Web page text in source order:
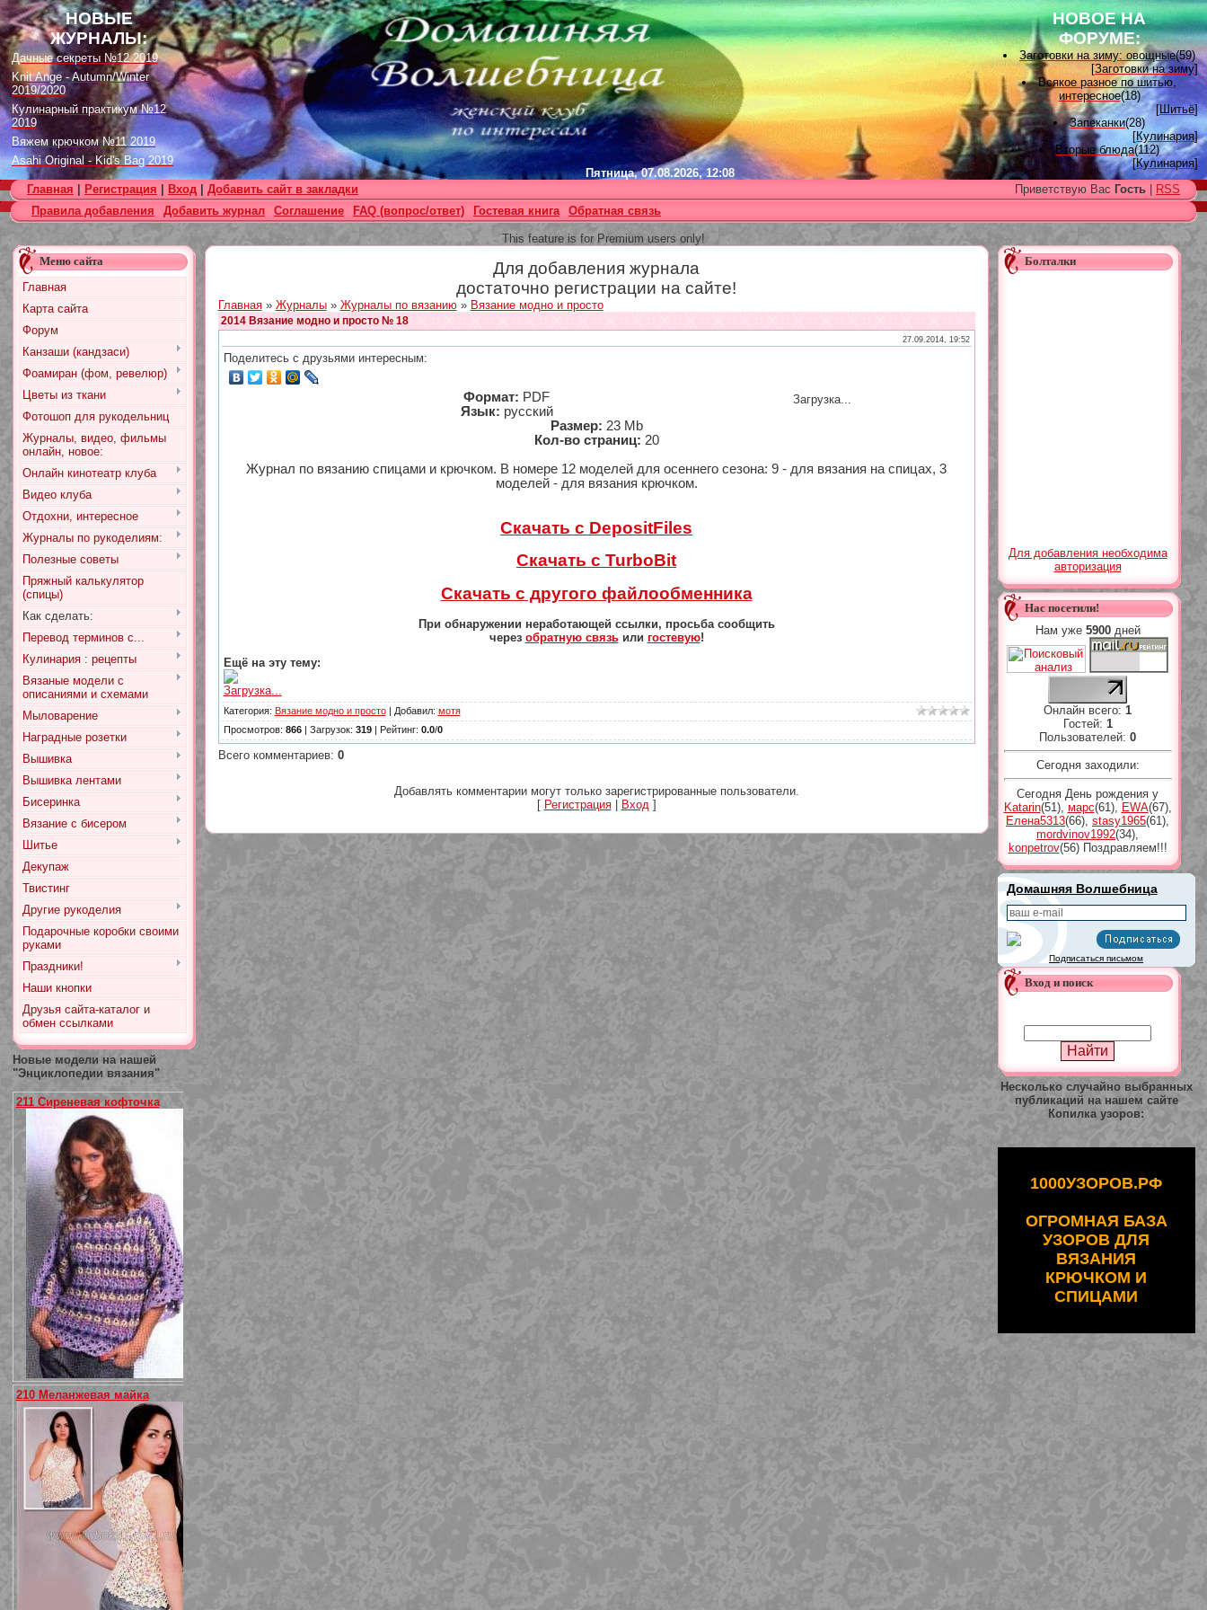
НОВЫЕ
ЖУРНАЛЫ:
Дачные секреты №12 2019
Knit Ange - Autumn/Winter
2019/2020
Кулинарный практикум №12
2019
Вяжем крючком №11 2019
Asahi Original - Kid's Bag 2019
Цветок. Спецвыпуск №4 2019
Designs in Machine Embroidery
№116 2019
Burda Örgü dergisi №2 2019
Loopy Mango Knitting: 34
Fashionable Pieces You Can
Make in a Day
Craft Stamper - January 2020
Пятница, 07.08.2026, 12:08
НОВОЕ НА
ФОРУМЕ:
Заготовки на зиму: овощные(59)
[Заготовки на зиму]
Всякое разное по шитью,
интересное(18)
[Шитьё]
Запеканки(28)
[Кулинария]
Вторые блюда(112)
[Кулинария]
Вышивка лентами(15)
[Вышивка лентами ]
Наградные розетки для
домашних питомцев, МК и
[Наградные розетки из атласной
ленты
Вяжем для детей(96)
Главная Регистрация Вход Добавить сайт в закладки Приветствую Вас Гость
RSS
Правила добавления
Добавить журнал Соглашение FAQ (вопрос/ответ) Гостевая книга Обратная связь
This feature is for Premium users only!
Меню сайта
Главная
Карта сайта
Форум
Канзаши (кандзаси)
Фоамиран (фом, ревелюр)
Цветы из ткани
Фотошоп для рукодельниц
Журналы, видео, фильмы
онлайн, новое:
Онлайн кинотеатр клуба
Видео клуба
Отдохни, интересное
Журналы по рукоделиям:
Полезные советы
Пряжный калькулятор
(спицы)
Как сделать:
Перевод терминов с...
Кулинария : рецепты
Вязаные модели с
описаниями и схемами
Мыловарение
Наградные розетки
Вышивка
Вышивка лентами
Бисеринка
Вязание с бисером
Шитье
Декупаж
Твистинг
Другие рукоделия
Подарочные коробки своими
руками
Праздники!
Наши кнопки
Друзья сайта-каталог и
обмен ссылками
Новые модели на нашей
"Энциклопедии вязания"
211 Сиреневая кофточка
210 Меланжевая майка
Для добавления журнала
достаточно регистрации на сайте!
Главная» Журналы» Журналы по вязанию» Вязание модно и просто
2014 Вязание модно и просто № 18
27.09.2014, 19:52
Поделитесь с друзьями интересным:
Загрузка...
Формат: PDF
Язык: русский
Размер: 23 Mb
Кол-во страниц: 20
Журнал по вязанию спицами и крючком. В номере 12 моделей для осеннего сезона: 9 - для вязания на спицах, 3
моделей - для вязания крючком.
Скачать с DepositFiles
Скачать с TurboBit
Скачать с другого файлообменника
При обнаружении неработающей ссылки, просьба сообщить
через обратную связьили гостевую!
Ещё на эту тему:
Загрузка...
Категория: Вязание модно и просто| Добавил: мотя
Просмотров: 866| Загрузок: 319| Рейтинг: 0.0/0
Всего комментариев: 0
Добавлять комментарии могут только зарегистрированные пользователи.
[ Регистрация| Вход]
Болталки
Для добавления необходима
авторизация
Нас посетили!
Нам уже 5900дней
Онлайн всего: 1
Гостей: 1
Пользователей: 0
Сегодня заходили:
Сегодня День рождения у
Katarin(51), марс(61), EWA(67),
Елена5313(66) stasy1965(61)
mordvinov1992(34)
konpetrov(56)Поздравляем!!!
Домашняя Волшебница
Подписаться письмом
Вход и поиск
Несколько случайно выбранных
публикаций на нашем сайте
Копилка узоров:
1000УЗОРОВ.РФ
ОГРОМНАЯ БАЗА
УЗОРОВ ДЛЯ
ВЯЗАНИЯ
КРЮЧКОМ И
СПИЦАМИ